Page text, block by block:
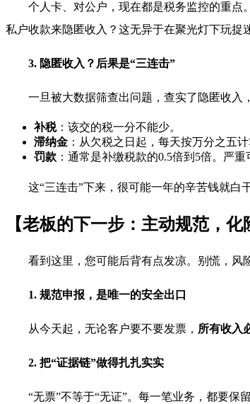
个人卡、对公户，现在都是税务监控的重点
私户收款来隐匿收入？这无异于在聚光灯下玩捉
3. 隐匿收入？后果是“三连击”
一旦被大数据筛查出问题，查实了隐匿收入
补税：该交的税一分不能少。
滞纳金 ：从欠税之日起，每天按万分之五
罚款 ：通常是补缴税款的0.5倍到5倍。严重
这“三连击”下来，很可能一年的辛苦钱就白
【老板的下一步：主动规范，化
看到这里，您可能后背有点发凉。别慌，风
1. 规范申报，是唯一的安全出口
从今天起，无论客户要不要发票， 所有收入
2. 把“证据链”做得扎扎实实
“无票”不等于“无证”。每一笔业务，都要保